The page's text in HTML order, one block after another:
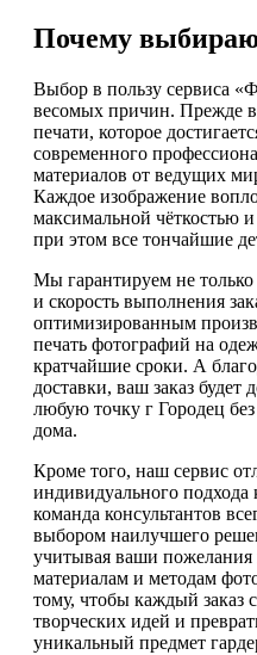
Почему
Выбор в пользу сервиса
весомых причин. Прежде
печати, которое
современного
материалов от ведущих
Каждое изображение
максимальной чёткостью
при этом все тончайшие
Мы гарантируем не
и скорость выполнения
оптимизированным
печать фотографий на
кратчайшие сроки. А
доставки, ваш заказ будет
любую точку г Городец
дома.
Кроме того, наш сервис
индивидуального
команда консультантов
выбором наилучшего
учитывая ваши пожелания
материалам и методам
тому, чтобы каждый заказ
творческих идей и
уникальный предмет